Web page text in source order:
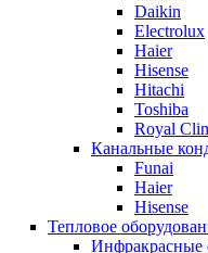
Daikin
Electrolux
Haier
Hisense
Hitachi
Toshiba
Royal
Канальные
Funai
Haier
Hisense
Тепловое
Инфракрасные